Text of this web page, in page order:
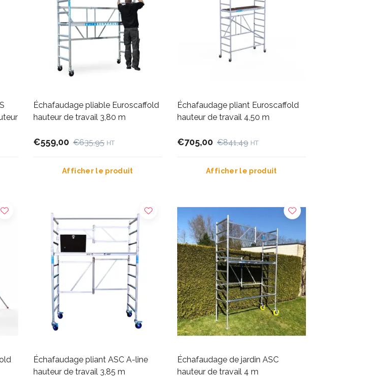
Échafaudage pliable Euroscaffold
hauteur de travail 3,80 m
€559,00 €635,95 HT
Afficher le produit
Échafaudage pliant Euroscaffold
hauteur de travail 4,50 m
€705,00 €841,49 HT
Afficher le produit
Échafaudage pliant ASC A-line
hauteur de travail 3,85 m
Échafaudage de jardin ASC
hauteur de travail 4 m